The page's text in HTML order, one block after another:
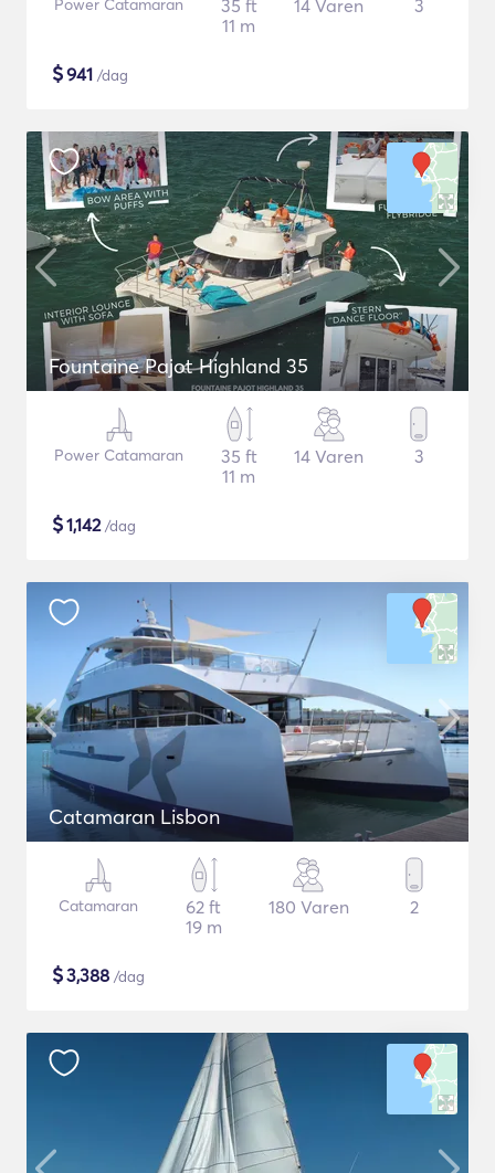
Power Catamaran
35 ft
11 m
14 Varen 3
$941 /dag
Fountaine Pajot Highland 35
Power Catamaran
35 ft
11 m
14 Varen 3
$1,142/dag
Catamaran Lisbon
Catamaran
62 ft
19 m
180 Varen 2
$3,388 /dag